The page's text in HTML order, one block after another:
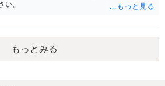
。
もっとみる